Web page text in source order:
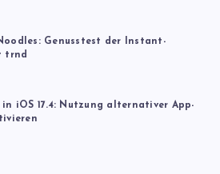
Genusstest der Instant-
trnd
iOS 17.4: Nutzung alternativer App-